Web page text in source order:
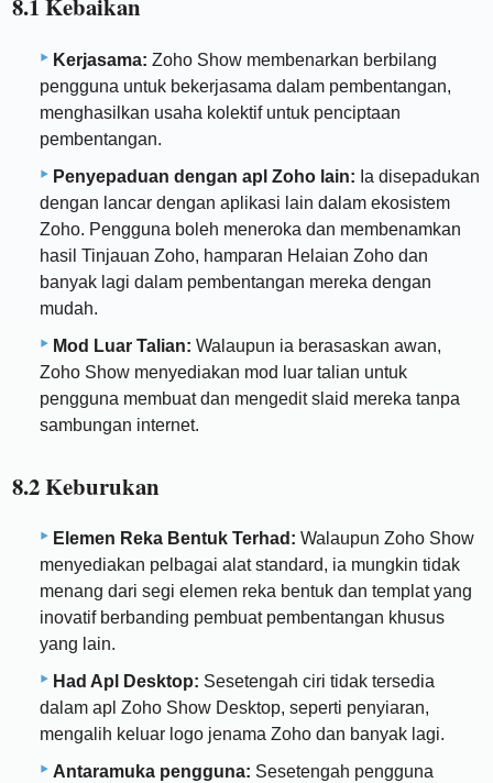
8.1 Kebaikan
Kerjasama: Zoho Show membenarkan berbilang
pengguna untuk bekerjasama dalam pembentangan,
menghasilkan usaha kolektif untuk penciptaan
pembentangan.
Penyepaduan dengan apl Zoho lain: Ia disepadukan
dengan lancar dengan aplikasi lain dalam ekosistem
Zoho. Pengguna boleh meneroka dan membenamkan
hasil Tinjauan Zoho, hamparan Helaian Zoho dan
banyak lagi dalam pembentangan mereka dengan
mudah.
Mod Luar Talian: Walaupun ia berasaskan awan,
Zoho Show menyediakan mod luar talian untuk
pengguna membuat dan mengedit slaid mereka tanpa
sambungan internet.
8.2 Keburukan
Elemen Reka Bentuk Terhad: Walaupun Zoho Show
menyediakan pelbagai alat standard, ia mungkin tidak
menang dari segi elemen reka bentuk dan templat yang
inovatif berbanding pembuat pembentangan khusus
yang lain.
Had Apl Desktop: Sesetengah ciri tidak tersedia
dalam apl Zoho Show Desktop, seperti penyiaran,
mengalih keluar logo jenama Zoho dan banyak lagi.
Antaramuka pengguna: Sesetengah pengguna